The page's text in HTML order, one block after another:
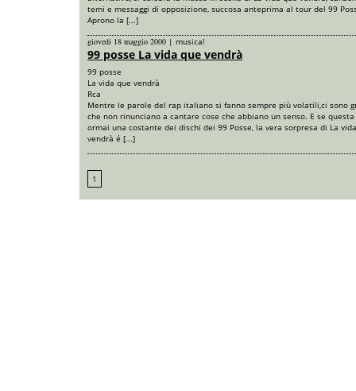
temi e messaggi di opposizione, succosa anteprima al tour del 99
Aprono la [...]
giovedi 18 maggio 2000 | musica!
99 posse La vida que vendrà
99 posse
La vida que vendrà
Rca
Mentre le parole del rap italiano si fanno sempre più volatili,ci sono
che non rinunciano a cantare cose che abbiano un senso. E se
ormai una costante dei dischi dei 99 Posse, la vera sorpresa di La
vendrà é [...]
1